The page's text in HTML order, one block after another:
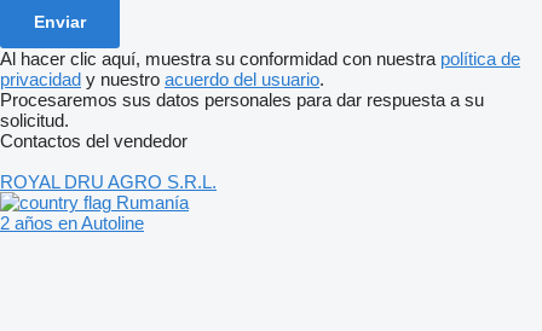
Al hacer clic aquí, muestra su conformidad con nuestra política de
privacidad y nuestro acuerdo del usuario.
Procesaremos sus datos personales para dar respuesta a su
solicitud.
Contactos del vendedor
ROYAL DRU AGRO S.R.L.
Rumanía
2 años en Autoline